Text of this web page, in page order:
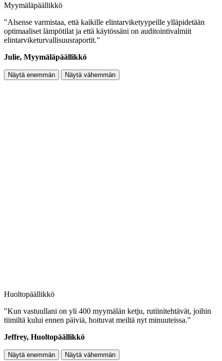
Myymäläpäällikkö
"Alsense varmistaa, että kaikille elintarviketyypeille ylläpidetään
optimaaliset lämpötilat ja että käytössäni on auditointivalmiit
elintarviketurvallisuusraportit."
Julie, Myymäläpäällikkö
Näytä enemmän Näytä vähemmän
Huoltopäällikkö
"Kun vastuullani on yli 400 myymälän ketju, rutiinitehtävät, joihin
tiimiltä kului ennen päiviä, hoituvat meiltä nyt minuuteissa."
Jeffrey, Huoltopäällikkö
Näytä enemmän Näytä vähemmän